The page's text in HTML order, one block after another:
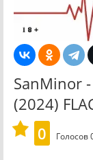
SanMinor
(2024)
0
Голосов